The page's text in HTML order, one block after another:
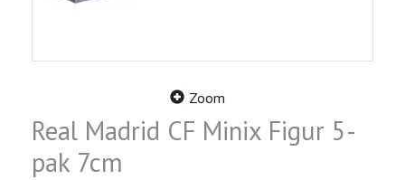
Zoom
Real Madrid CF Minix Figur 5-
pak 7cm